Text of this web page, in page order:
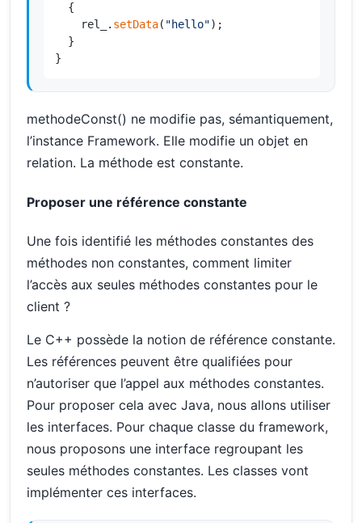
{
    rel_.
setData( "hello");
  }
}
methodeConst() ne modifie pas, sémantiquement,
l’instance Framework. Elle modifie un objet en
relation. La méthode est constante.
Proposer une référence constante
Une fois identifié les méthodes constantes des
méthodes non constantes, comment limiter
l’accès aux seules méthodes constantes pour le
client ?
Le C++ possède la notion de référence constante.
Les références peuvent être qualifiées pour
n’autoriser que l’appel aux méthodes constantes.
Pour proposer cela avec Java, nous allons utiliser
les interfaces. Pour chaque classe du framework,
nous proposons une interface regroupant les
seules méthodes constantes. Les classes vont
implémenter ces interfaces.